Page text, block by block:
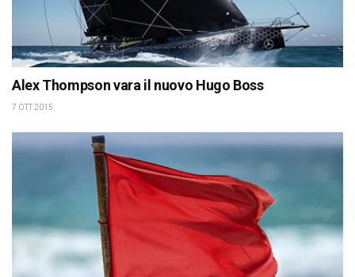
Alex Thompson vara il nuovo Hugo Boss
7 OTT 2015